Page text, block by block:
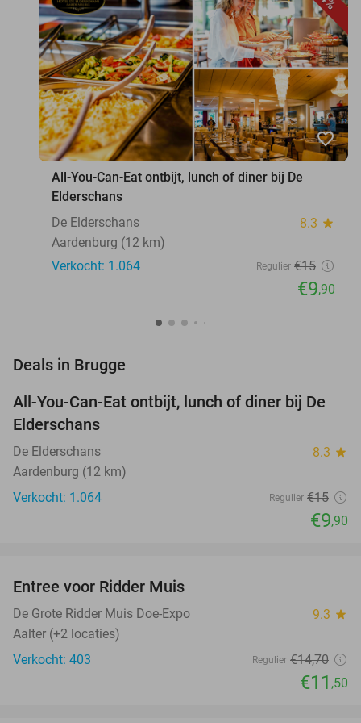
favorite_border
All-You-Can-Eat ontbijt, lunch of diner bij De
Elderschans
De Elderschans
8.3 star
Aardenburg (12 km)
Verkocht: 1.064
Regulier €15
€9,90
Deals in Brugge
34%
All-You-Can-Eat ontbijt, lunch of diner bij De
Elderschans
De Elderschans 8.3 star
Aardenburg (12 km)
Verkocht: 1.064
Regulier €15
€9,90
Entree voor Ridder Muis
De Grote Ridder Muis Doe-Expo 9.3 star
Aalter (+2 locaties)
Verkocht: 403
Regulier €14,70
€11 ,50